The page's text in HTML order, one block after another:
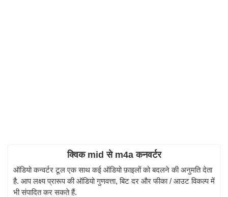
क्विक mid से m4a कनवर्टर
ऑडियो कन्वर्टर टूल एक साथ कई ऑडियो फ़ाइलों को बदलने की अनुमति देता
है. आप लक्ष्य प्रारूप की ऑडियो गुणवत्ता, बिट दर और फीका / आउट विकल्प में
भी संपादित कर सकते हैं.